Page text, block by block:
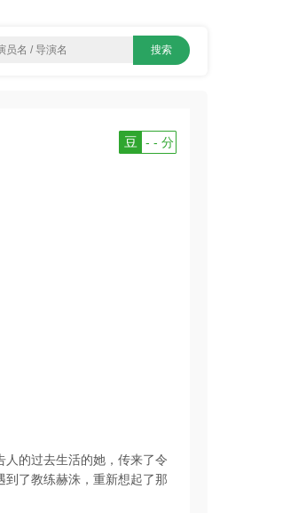
豆 - - 分
的过去生活的她，传来了令
到了教练赫洙，重新想起了那